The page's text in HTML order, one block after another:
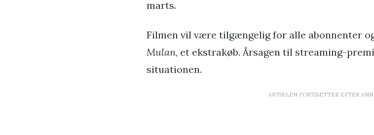
marts.
Filmen vil være tilgængelig for alle abonnenter
Mulan, et ekstrakøb. Årsagen til streaming-
situationen.
ARTIKLEN FORTSÆTTER EFTER